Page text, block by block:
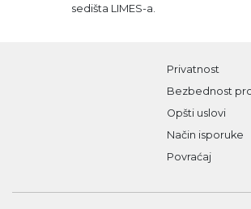
sedišta LIMES-a.
Privatnost
Bezbednost
Opšti uslovi
Način isporuke
Povraćaj